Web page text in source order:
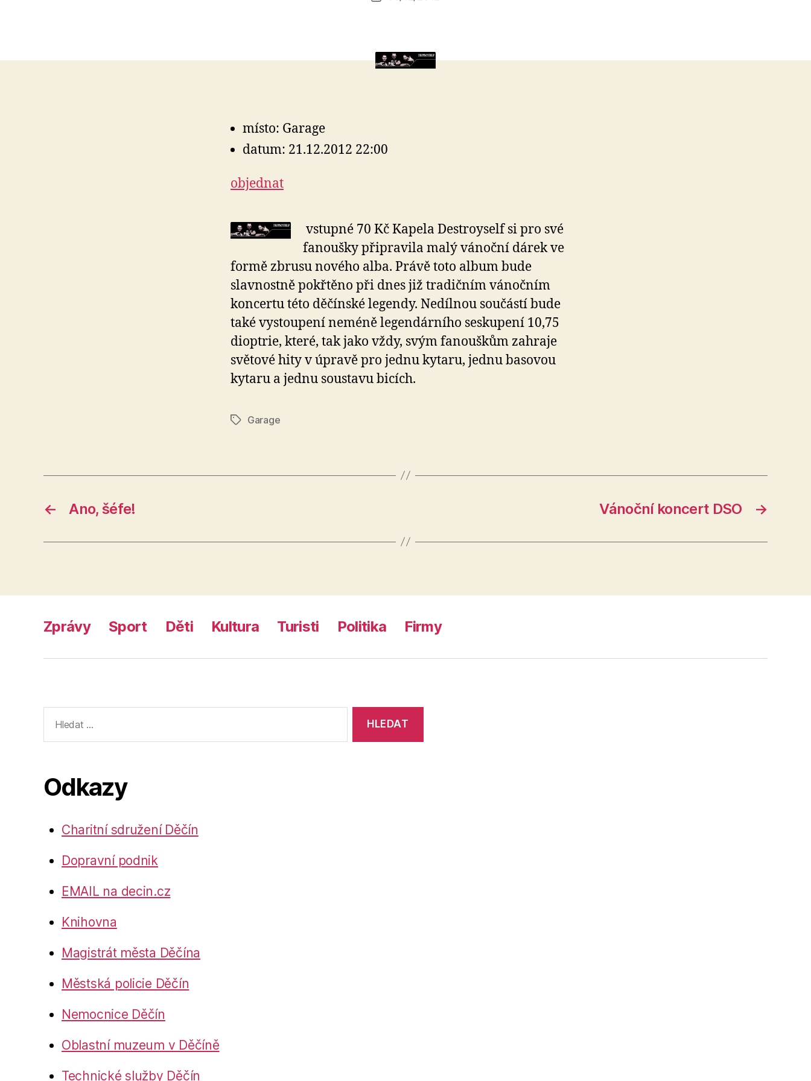
o
místo: Garage
datum: 21.12.2012 22:00
objednat
vstupné 70 Kč Kapela Destroyself si pro své
fanoušky připravila malý vánoční dárek ve
formě zbrusu nového alba. Právě toto album bude
slavnostně pokřtěno při dnes již tradičním vánočním
koncertu této děčínské legendy. Nedílnou součástí bude
také vystoupení neméně legendárního seskupení 10,75
dioptrie, které, tak jako vždy, svým fanouškům zahraje
světové hity v úpravě pro jednu kytaru, jednu basovou
kytaru a jednu soustavu bicích.
ŠtítkyGarage
← Ano, šéfe! →
Vánoční koncert DSO
Zprávy Sport Děti Kultura Turisti Politika Firmy
vyhledávání:
Odkazy
Charitní sdružení Děčín
Dopravní podnik
EMAIL na decin.cz
Knihovna
Magistrát města Děčína
Městská policie Děčín
Nemocnice Děčín
Oblastní muzeum v Děčíně
Technické služby Děčín